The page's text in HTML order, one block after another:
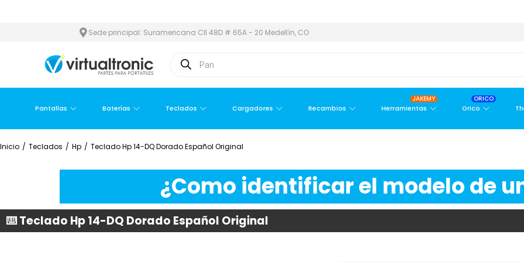
Sede principal: Suramericana Cll 48D # 65A - 20 Medellín, CO
Pantallas Baterías Teclados Cargadores Recambios Herramientas
JAKEMY
Orico
ORICO
Inicio / Teclados / Hp / Teclado Hp 14-DQ Dorado Español Original
¿Como identificar el modelo de
⌨️ Teclado Hp 14-DQ Dorado Español Original